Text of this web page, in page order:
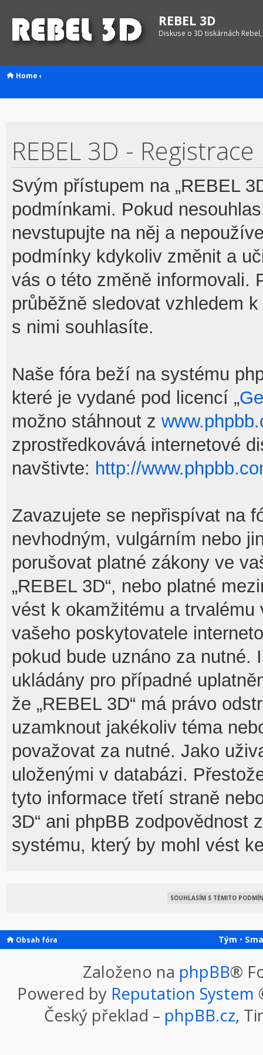
REBEL 3D
Diskuse o 3D tiskárnách
Home ‹
REBEL 3D - Registrace
Svým přístupem na „REBEL
podmínkami. Pokud
nevstupujte na něj a
podmínky kdykoliv změnit a
vás o této změně informovali.
průběžně sledovat vzhledem
s nimi souhlasíte.
Naše fóra beží na systému
které je vydané pod licencí „
možno stáhnout z
zprostředkovává internetové
navštivte: http://
Zavazujete se nepřispívat na
nevhodným, vulgárním nebo
porušovat platné zákony ve
„REBEL 3D“, nebo platné
vést k okamžitému a
vašeho poskytovatele
pokud bude uznáno za nutné.
ukládány pro případné
že „REBEL 3D“ má právo
uzamknout jakékoliv téma
považovat za nutné. Jako
uloženými v databázi.
tyto informace třetí straně
3D“ ani phpBB zodpovědnost
systému, který by mohl vést
Obsah fóra Tým •
Založeno na phpBB®
Powered by Reputation System
Český překlad – phpBB.cz,